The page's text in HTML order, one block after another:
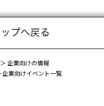
＞ 企業向けの情報
企業向けイベント一覧